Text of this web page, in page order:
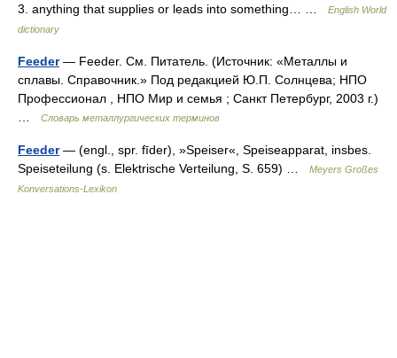
3. anything that supplies or leads into something… …
English World
dictionary
Feeder— Feeder. См. Питатель. (Источник: «Металлы и
сплавы. Справочник.» Под редакцией Ю.П. Солнцева; НПО
Профессионал , НПО Мир и семья ; Санкт Петербург, 2003 г.)
Словарь металлургических терминов
Feeder— (engl., spr. fīder), »Speiser«, Speiseapparat, insbes.
Speiseteilung (s. Elektrische Verteilung, S. 659) …
Meyers Großes
Konversations-Lexikon